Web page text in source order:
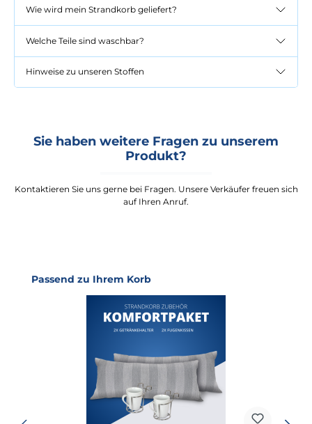
Wie wird mein Strandkorb geliefert?
Welche Teile sind waschbar?
Hinweise zu unseren Stoffen
Sie haben weitere Fragen zu unserem
Produkt?
Kontaktieren Sie uns gerne bei Fragen. Unsere Verkäufer freuen sich
auf Ihren Anruf.
Produktgalerie überspringen
Passend zu Ihrem Korb